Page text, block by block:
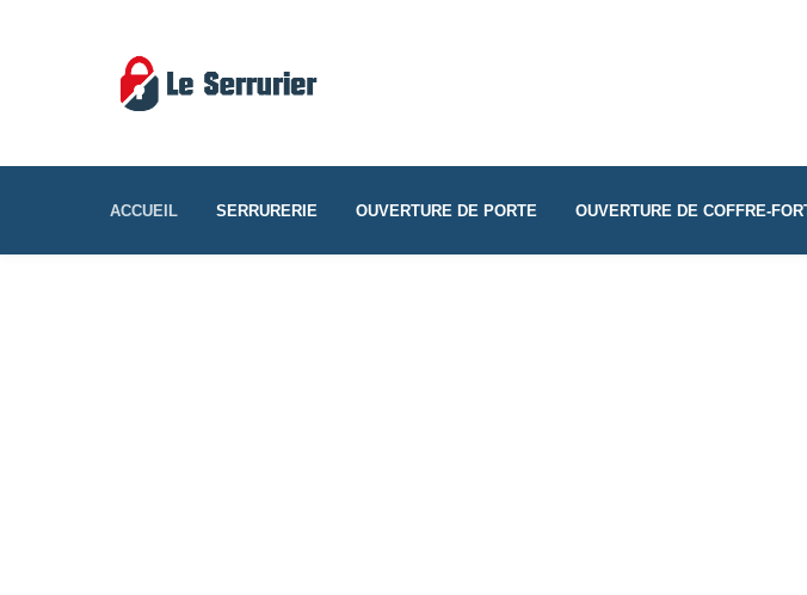
ACCUEIL SERRURERIE OUVERTURE DE PORTE OUVERTURE DE COFFRE-